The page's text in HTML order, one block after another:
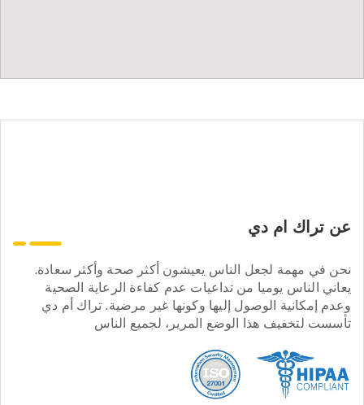
عن تراك ام دي
نحن في مهمة لجعل الناس يعيشون أكثر صحة وأكثر سعادة.
يعاني الناس يوميا من تداعيات عدم كفاءة الرعاية الصحية
وعدم إمكانية الوصول إليها وكونها غير مرضية. تراك أم دي
تأسست لتخفيف هذا الوضع المرير، لجميع الناس